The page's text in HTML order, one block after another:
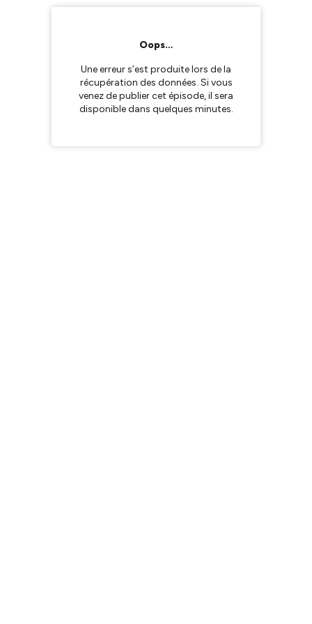
Oops…
Une erreur s’est produite lors de la
récupération des données. Si vous
venez de publier cet épisode, il sera
disponible dans quelques minutes.